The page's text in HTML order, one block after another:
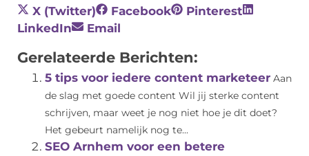
X (Twitter) Facebook
Pinterest
LinkedIn
Email
Gerelateerde Berichten:
5 tips voor iedere content marketeer Aan
de slag met goede content Wil jij sterke content
schrijven, maar weet je nog niet hoe je dit doet?
Het gebeurt namelijk nog te...
SEO Arnhem voor een betere